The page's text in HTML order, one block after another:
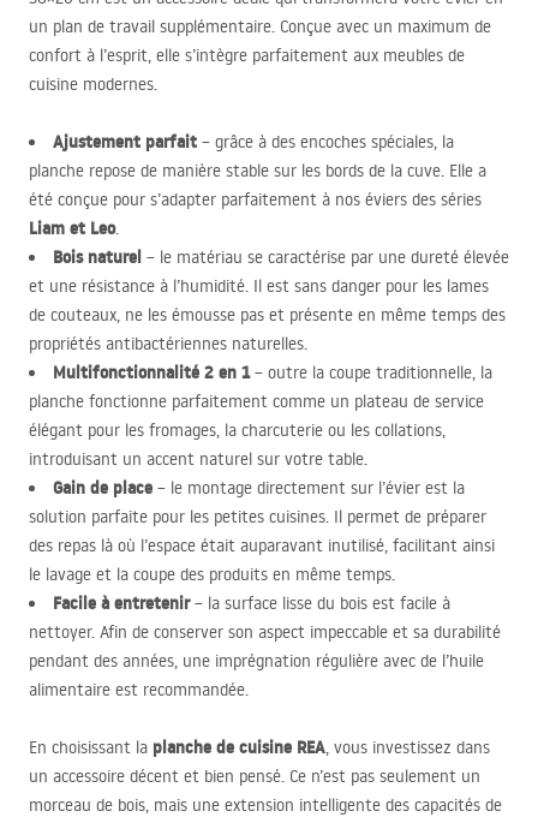
un plan de travail supplémentaire. Conçue avec un maximum de
confort à l’esprit, elle s’intègre parfaitement aux meubles de
cuisine modernes.
Ajustement parfait – grâce à des encoches spéciales, la
planche repose de manière stable sur les bords de la cuve. Elle a
été conçue pour s’adapter parfaitement à nos éviers des séries
Liam et Leo.
Bois naturel – le matériau se caractérise par une dureté élevée
et une résistance à l’humidité. Il est sans danger pour les lames
de couteaux, ne les émousse pas et présente en même temps des
propriétés antibactériennes naturelles.
Multifonctionnalité 2 en 1– outre la coupe traditionnelle, la
planche fonctionne parfaitement comme un plateau de service
élégant pour les fromages, la charcuterie ou les collations,
introduisant un accent naturel sur votre table.
Gain de place – le montage directement sur l’évier est la
solution parfaite pour les petites cuisines. Il permet de préparer
des repas là où l’espace était auparavant inutilisé, facilitant ainsi
le lavage et la coupe des produits en même temps.
Facile à entretenir– la surface lisse du bois est facile à
nettoyer. Afin de conserver son aspect impeccable et sa durabilité
pendant des années, une imprégnation régulière avec de l’huile
alimentaire est recommandée.
En choisissant la planche de cuisine REA, vous investissez dans
un accessoire décent et bien pensé. Ce n’est pas seulement un
morceau de bois, mais une extension intelligente des capacités de